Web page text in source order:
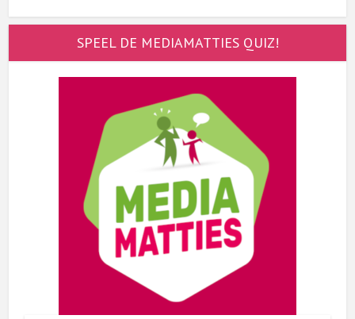
SPEEL DE MEDIAMATTIES QUIZ!